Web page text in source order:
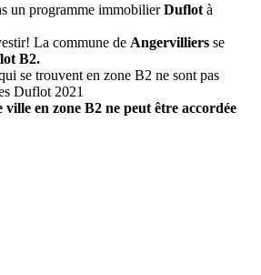
un programme immobilierDuflot à
La commune de Angervilliers se
B2.
se trouvent en zone B2 ne sont pas
Duflot 2021
en zone B2 ne peut être accordée